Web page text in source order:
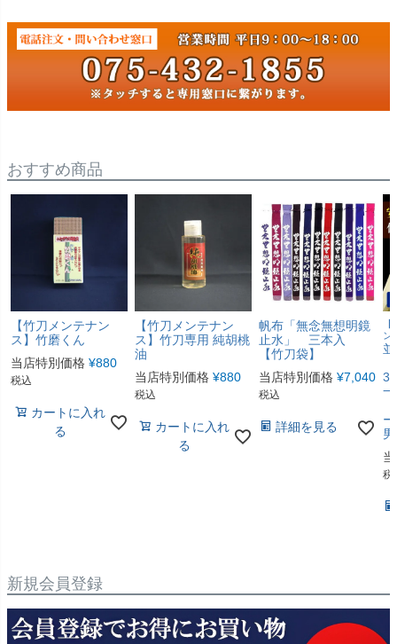
おすすめ商品
【竹刀メンテナン
ス】竹磨くん
当店特別価格 ¥880
税込
カートに入れ
る
【竹刀メンテナン
ス】竹刀専用 純胡桃
油
当店特別価格 ¥880
税込
カートに入れ
る
帆布「無念無想明鏡
止水」 三本入
【竹刀袋】
当店特別価格 ¥7,040
税込
詳細を見る
ン
税
新規会員登録